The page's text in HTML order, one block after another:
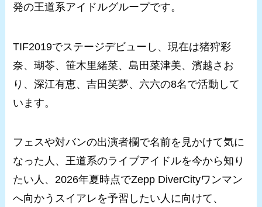
発の王道系アイドルグループです。
TIF2019でステージデビューし、現在は猪狩彩
奈、瑚苓、笹木里緒菜、島田菜津美、濱越さお
り、深江有恵、吉田笑夢、六六の8名で活動して
います。
フェスや対バンの出演者欄で名前を見かけて気に
なった人、王道系のライブアイドルを今から知り
たい人、2026年夏時点でZepp DiverCityワンマン
へ向かうスイアレを予習したい人に向けて、